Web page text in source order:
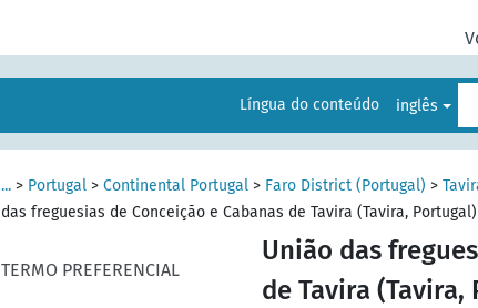
Língua do conteúdo inglês
... > Portugal > Continental Portugal > Faro District (Portugal) >
das freguesias de Conceição e Cabanas de Tavira (Tavira, Portugal)
TERMO PREFERENCIAL
União das
de Tavira (Tavira,